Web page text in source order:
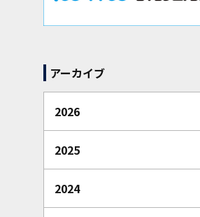
アーカイブ
2026
2025
2024